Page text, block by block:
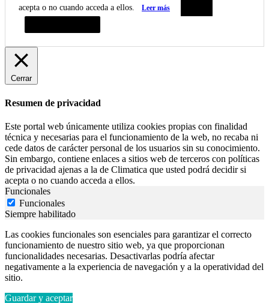
acepta o no cuando acceda a ellos.
Leer más
Cerrar
Resumen de privacidad
Este portal web únicamente utiliza cookies propias con finalidad
técnica y necesarias para el funcionamiento de la web, no recaba ni
cede datos de carácter personal de los usuarios sin su conocimiento.
Sin embargo, contiene enlaces a sitios web de terceros con políticas
de privacidad ajenas a la de Climatica que usted podrá decidir si
acepta o no cuando acceda a ellos.
Funcionales
Funcionales
Siempre habilitado
Las cookies funcionales son esenciales para garantizar el correcto
funcionamiento de nuestro sitio web, ya que proporcionan
funcionalidades necesarias. Desactivarlas podría afectar
negativamente a la experiencia de navegación y a la operatividad del
sitio.
Guardar y aceptar